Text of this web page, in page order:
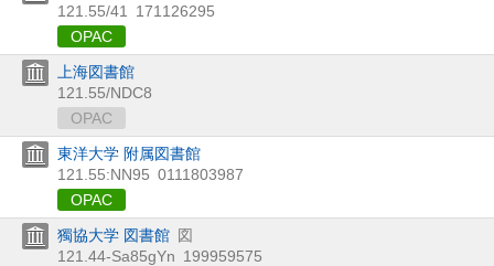
121.55/41
171126295
OPAC
上海図書館
121.55/NDC8
OPAC
東洋大学 附属図書館
121.55:NN95 0111803987
OPAC
獨協大学 図書館 図
121.44-Sa85gYn 199959575